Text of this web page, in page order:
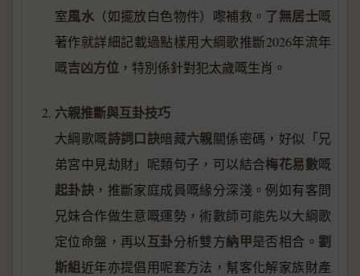
室風水 （如擺放白色物件）嚟補救。 了無居士嘅
著作就詳細記載過點樣用大綱歌推斷2026年流年
嘅吉凶方位 ，特別係針對犯太歲嘅生肖。
六親推斷與互卦技巧
大綱歌嘅詩詞口訣暗藏六親關係密碼，好似「兄
弟宮中見劫財」呢類句子，可以結合梅花易數嘅
起卦訣 ，推斷家庭成員嘅緣分深淺。例如有客問
兄妹合作做生意嘅運勢，術數師可能先以大綱歌
定位命盤，再以互卦分析雙方納甲是否相合。 劉
斯組近年亦提倡用呢套方法，幫客化解家族財產